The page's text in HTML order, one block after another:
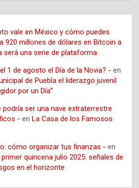
vale en México y cómo puedes
920 millones de dólares en Bitcoin a
será una serie de plataforma
1 de agosto el Día de la Novia? - en
de Puebla el liderazgo juvenil
por un Día”
podría ser una nave extraterrestre
- en La Casa de los Famosos
cómo organizar tus finanzas - en
quincena julio 2025: señales de
en el horizonte